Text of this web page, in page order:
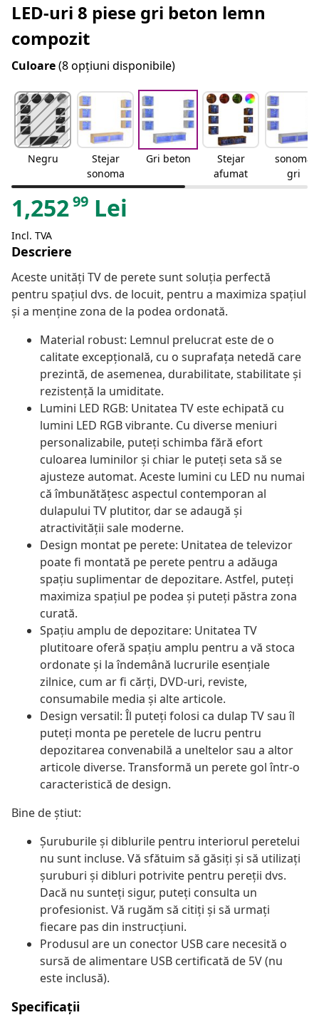
LED-uri 8 piese gri beton lemn
compozit
Culoare(8 opțiuni disponibile)
Negru
Stejar
sonoma
Gri beton
Stejar
afumat
sonoma
gri
1,25299 Lei
Incl. TVA
Descriere
Aceste unități TV de perete sunt soluția perfectă
pentru spațiul dvs. de locuit, pentru a maximiza spațiul
și a menține zona de la podea ordonată.
Material robust: Lemnul prelucrat este de o
calitate excepțională, cu o suprafața netedă care
prezintă, de asemenea, durabilitate, stabilitate și
rezistență la umiditate.
Lumini LED RGB: Unitatea TV este echipată cu
lumini LED RGB vibrante. Cu diverse meniuri
personalizabile, puteți schimba fără efort
culoarea luminilor și chiar le puteți seta să se
ajusteze automat. Aceste lumini cu LED nu numai
că îmbunătățesc aspectul contemporan al
dulapului TV plutitor, dar se adaugă și
atractivității sale moderne.
Design montat pe perete: Unitatea de televizor
poate fi montată pe perete pentru a adăuga
spațiu suplimentar de depozitare. Astfel, puteți
maximiza spațiul pe podea și puteți păstra zona
curată.
Spațiu amplu de depozitare: Unitatea TV
plutitoare oferă spațiu amplu pentru a vă stoca
ordonate și la îndemână lucrurile esențiale
zilnice, cum ar fi cărți, DVD-uri, reviste,
consumabile media și alte articole.
Design versatil: Îl puteți folosi ca dulap TV sau îl
puteți monta pe peretele de lucru pentru
depozitarea convenabilă a uneltelor sau a altor
articole diverse. Transformă un perete gol într-o
caracteristică de design.
Bine de știut:
Șuruburile și diblurile pentru interiorul peretelui
nu sunt incluse. Vă sfătuim să găsiți și să utilizați
șuruburi și dibluri potrivite pentru pereții dvs.
Dacă nu sunteți sigur, puteți consulta un
profesionist. Vă rugăm să citiți și să urmați
fiecare pas din instrucțiuni.
Produsul are un conector USB care necesită o
sursă de alimentare USB certificată de 5V (nu
este inclusă).
Specificații